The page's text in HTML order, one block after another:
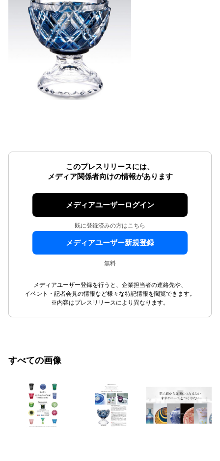
このプレスリリースには、
メディア関係者向けの情報があります
メディアユーザーログイン
既に登録済みの方はこちら
メディアユーザー新規登録
無料
メディアユーザー登録を行うと、企業担当者の連絡先や、
イベント・記者会見の情報など様々な特記情報を閲覧できます。
※内容はプレスリリースにより異なります。
すべての画像